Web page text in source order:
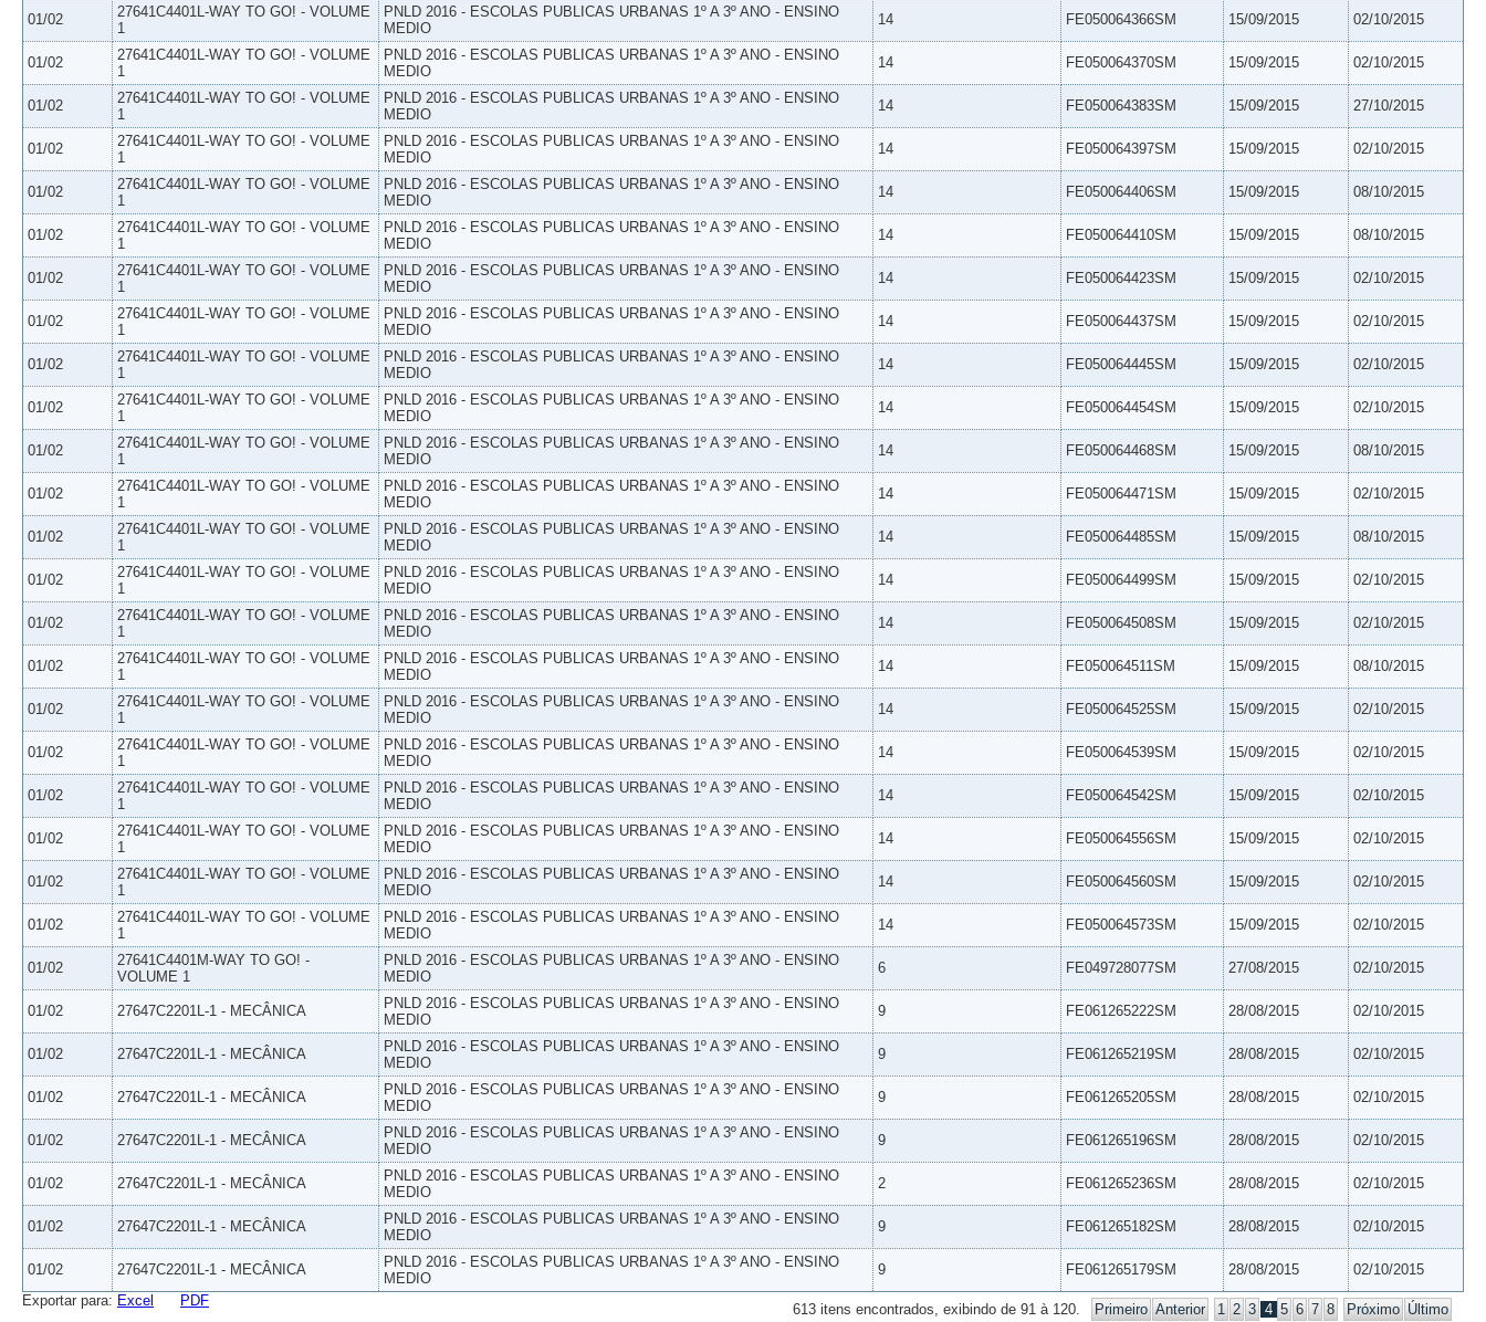
01/02
27641C4401L-WAY TO GO! - VOLUME
1
PNLD 2016 - ESCOLAS PUBLICAS URBANAS 1º A 3º ANO - ENSINO
MEDIO
14 FE050064366SM 15/09/2015 02/10/2015
01/02
27641C4401L-WAY TO GO! - VOLUME
1
PNLD 2016 - ESCOLAS PUBLICAS URBANAS 1º A 3º ANO - ENSINO
MEDIO
14 FE050064370SM 15/09/2015 02/10/2015
01/02
27641C4401L-WAY TO GO! - VOLUME
1
PNLD 2016 - ESCOLAS PUBLICAS URBANAS 1º A 3º ANO - ENSINO
MEDIO
14 FE050064383SM 15/09/2015 27/10/2015
01/02
27641C4401L-WAY TO GO! - VOLUME
1
PNLD 2016 - ESCOLAS PUBLICAS URBANAS 1º A 3º ANO - ENSINO
MEDIO
14 FE050064397SM 15/09/2015 02/10/2015
01/02
27641C4401L-WAY TO GO! - VOLUME
1
PNLD 2016 - ESCOLAS PUBLICAS URBANAS 1º A 3º ANO - ENSINO
MEDIO
14 FE050064406SM 15/09/2015 08/10/2015
01/02
27641C4401L-WAY TO GO! - VOLUME
1
PNLD 2016 - ESCOLAS PUBLICAS URBANAS 1º A 3º ANO - ENSINO
MEDIO
14 FE050064410SM 15/09/2015 08/10/2015
01/02
27641C4401L-WAY TO GO! - VOLUME
1
PNLD 2016 - ESCOLAS PUBLICAS URBANAS 1º A 3º ANO - ENSINO
MEDIO
14 FE050064423SM 15/09/2015 02/10/2015
01/02
27641C4401L-WAY TO GO! - VOLUME
1
PNLD 2016 - ESCOLAS PUBLICAS URBANAS 1º A 3º ANO - ENSINO
MEDIO
14 FE050064437SM 15/09/2015 02/10/2015
01/02
27641C4401L-WAY TO GO! - VOLUME
1
PNLD 2016 - ESCOLAS PUBLICAS URBANAS 1º A 3º ANO - ENSINO
MEDIO
14 FE050064445SM 15/09/2015 02/10/2015
01/02
27641C4401L-WAY TO GO! - VOLUME
1
PNLD 2016 - ESCOLAS PUBLICAS URBANAS 1º A 3º ANO - ENSINO
MEDIO
14 FE050064454SM 15/09/2015 02/10/2015
01/02
27641C4401L-WAY TO GO! - VOLUME
1
PNLD 2016 - ESCOLAS PUBLICAS URBANAS 1º A 3º ANO - ENSINO
MEDIO
14 FE050064468SM 15/09/2015 08/10/2015
01/02
27641C4401L-WAY TO GO! - VOLUME
1
PNLD 2016 - ESCOLAS PUBLICAS URBANAS 1º A 3º ANO - ENSINO
MEDIO
14 FE050064471SM 15/09/2015 02/10/2015
01/02
27641C4401L-WAY TO GO! - VOLUME
1
PNLD 2016 - ESCOLAS PUBLICAS URBANAS 1º A 3º ANO - ENSINO
MEDIO
14 FE050064485SM 15/09/2015 08/10/2015
01/02
27641C4401L-WAY TO GO! - VOLUME
1
PNLD 2016 - ESCOLAS PUBLICAS URBANAS 1º A 3º ANO - ENSINO
MEDIO
14 FE050064499SM 15/09/2015 02/10/2015
01/02
27641C4401L-WAY TO GO! - VOLUME
1
PNLD 2016 - ESCOLAS PUBLICAS URBANAS 1º A 3º ANO - ENSINO
MEDIO
14 FE050064508SM 15/09/2015 02/10/2015
01/02
27641C4401L-WAY TO GO! - VOLUME
1
PNLD 2016 - ESCOLAS PUBLICAS URBANAS 1º A 3º ANO - ENSINO
MEDIO
14 FE050064511SM 15/09/2015 08/10/2015
01/02
27641C4401L-WAY TO GO! - VOLUME
1
PNLD 2016 - ESCOLAS PUBLICAS URBANAS 1º A 3º ANO - ENSINO
MEDIO
14 FE050064525SM 15/09/2015 02/10/2015
01/02
27641C4401L-WAY TO GO! - VOLUME
1
PNLD 2016 - ESCOLAS PUBLICAS URBANAS 1º A 3º ANO - ENSINO
MEDIO
14 FE050064539SM 15/09/2015 02/10/2015
01/02
27641C4401L-WAY TO GO! - VOLUME
1
PNLD 2016 - ESCOLAS PUBLICAS URBANAS 1º A 3º ANO - ENSINO
MEDIO
14 FE050064542SM 15/09/2015 02/10/2015
01/02
27641C4401L-WAY TO GO! - VOLUME
1
PNLD 2016 - ESCOLAS PUBLICAS URBANAS 1º A 3º ANO - ENSINO
MEDIO
14 FE050064556SM 15/09/2015 02/10/2015
01/02
27641C4401L-WAY TO GO! - VOLUME
1
PNLD 2016 - ESCOLAS PUBLICAS URBANAS 1º A 3º ANO - ENSINO
MEDIO
14 FE050064560SM 15/09/2015 02/10/2015
01/02
27641C4401L-WAY TO GO! - VOLUME
1
PNLD 2016 - ESCOLAS PUBLICAS URBANAS 1º A 3º ANO - ENSINO
MEDIO
14 FE050064573SM 15/09/2015 02/10/2015
01/02
27641C4401M-WAY TO GO! -
VOLUME 1
PNLD 2016 - ESCOLAS PUBLICAS URBANAS 1º A 3º ANO - ENSINO
MEDIO
6 FE049728077SM 27/08/2015 02/10/2015
01/02 27647C2201L-1 - MECÂNICA
PNLD 2016 - ESCOLAS PUBLICAS URBANAS 1º A 3º ANO - ENSINO
MEDIO
9 FE061265222SM 28/08/2015 02/10/2015
01/02 27647C2201L-1 - MECÂNICA
PNLD 2016 - ESCOLAS PUBLICAS URBANAS 1º A 3º ANO - ENSINO
MEDIO
9 FE061265219SM 28/08/2015 02/10/2015
01/02 27647C2201L-1 - MECÂNICA
PNLD 2016 - ESCOLAS PUBLICAS URBANAS 1º A 3º ANO - ENSINO
MEDIO
9 FE061265205SM 28/08/2015 02/10/2015
01/02 27647C2201L-1 - MECÂNICA
PNLD 2016 - ESCOLAS PUBLICAS URBANAS 1º A 3º ANO - ENSINO
MEDIO
9 FE061265196SM 28/08/2015 02/10/2015
01/02 27647C2201L-1 - MECÂNICA
PNLD 2016 - ESCOLAS PUBLICAS URBANAS 1º A 3º ANO - ENSINO
MEDIO
2 FE061265236SM 28/08/2015 02/10/2015
01/02 27647C2201L-1 - MECÂNICA
PNLD 2016 - ESCOLAS PUBLICAS URBANAS 1º A 3º ANO - ENSINO
MEDIO
9 FE061265182SM 28/08/2015 02/10/2015
01/02 27647C2201L-1 - MECÂNICA
PNLD 2016 - ESCOLAS PUBLICAS URBANAS 1º A 3º ANO - ENSINO
MEDIO
9 FE061265179SM 28/08/2015 02/10/2015
613 itens encontrados, exibindo de 91 à 120. Primeiro Anterior 1 2 3 4 5 6 7 8 Próximo Último
Exportar para: Excel PDF